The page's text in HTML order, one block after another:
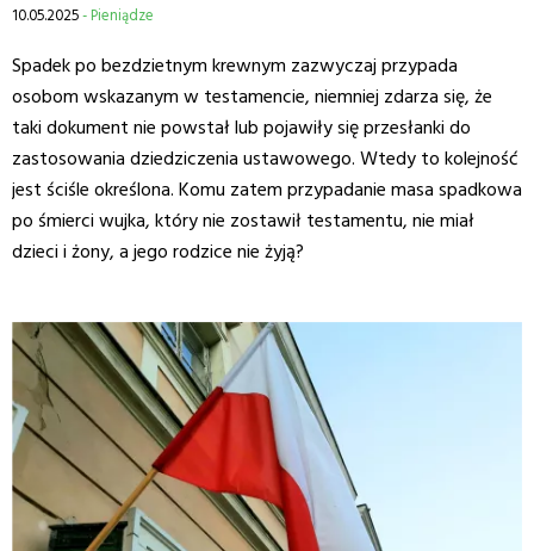
10.05.2025- Pieniądze
Spadek po bezdzietnym krewnym zazwyczaj przypada
osobom wskazanym w testamencie, niemniej zdarza się, że
taki dokument nie powstał lub pojawiły się przesłanki do
zastosowania dziedziczenia ustawowego. Wtedy to kolejność
jest ściśle określona. Komu zatem przypadanie masa spadkowa
po śmierci wujka, który nie zostawił testamentu, nie miał
dzieci i żony, a jego rodzice nie żyją?